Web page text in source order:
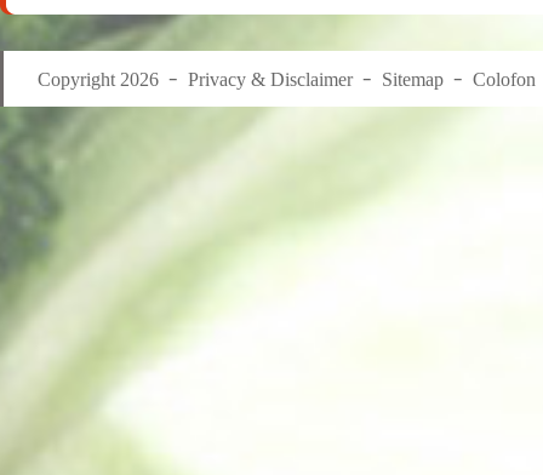
Copyright 2026 Privacy & Disclaimer Sitemap Colofon